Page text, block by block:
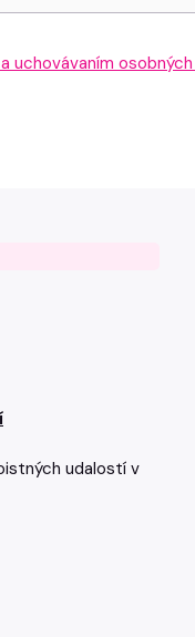
uchovávaním
udalostí v